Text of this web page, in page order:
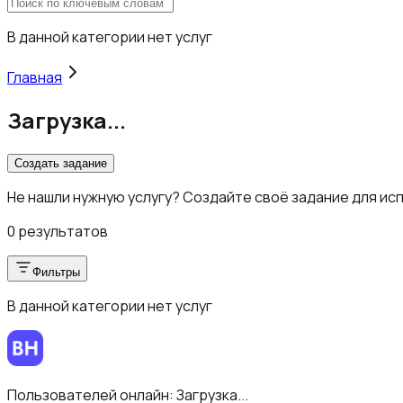
В данной категории нет услуг
Главная
Загрузка...
Создать задание
Не нашли нужную услугу? Создайте своё задание для
0 результатов
Фильтры
В данной категории нет услуг
Пользователей онлайн: Загрузка...